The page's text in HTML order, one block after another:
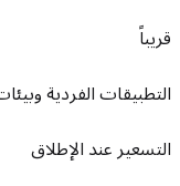
قريباً
التطبيقات الفردية
التسعير عند الإطلاق